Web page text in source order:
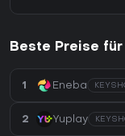
Beste Preise
1 Eneba
2 Yuplay